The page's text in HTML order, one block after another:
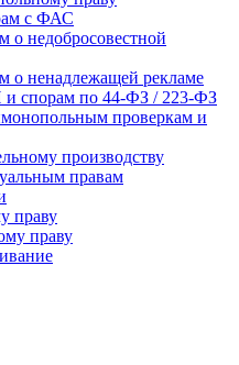
с ФАС
о недобросовестной
о ненадлежащей рекламе
спорам по 44-ФЗ / 223-ФЗ
проверкам и
производству
правам
праву
праву